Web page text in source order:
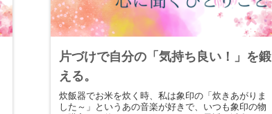
片づけで自分の「気持ち良い！」を鍛
える。
炊飯器でお米を炊く時、私は象印の「炊きあがりま
した～」というあの音楽が好きで、いつも象印の物